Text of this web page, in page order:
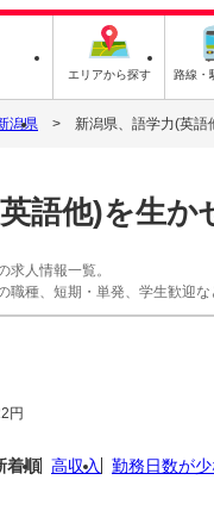
エリアから探す 路線・
潟県 新潟県、語学力(英語
語他)を生か
求人情報一覧。
職種、短期・単発、学生歓迎
円
着順 高収入 勤務日数が